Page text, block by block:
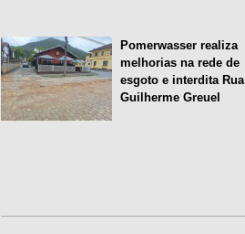
Pomerwasser realiza
melhorias na rede de
esgoto e interdita Rua
Guilherme Greuel